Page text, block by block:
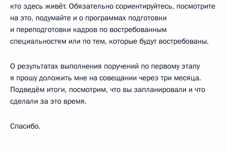
кто здесь живёт. Обязательно сориентируйтесь, посмотрите
на это, подумайте и о программах подготовки
и переподготовки кадров по востребованным
специальностям или по тем, которые будут востребованы.
О результатах выполнения поручений по первому этапу
я прошу доложить мне на совещании через три месяца.
Подведём итоги, посмотрим, что вы запланировали и что
сделали за это время.
Спасибо.